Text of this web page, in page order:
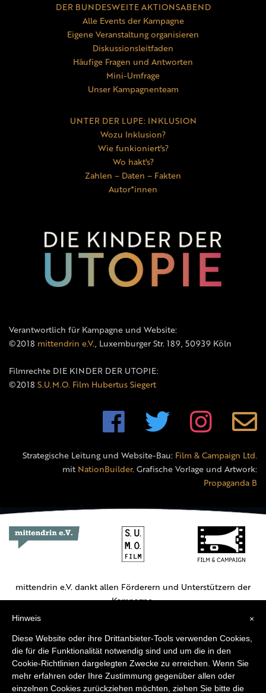
DER BUNDESWEITE AKTIONSABEND
Alle Events der Kampagne
Eigene Veranstaltung organisieren
Diskussionsleitfaden
Häufige Fragen und Antworten
Mini-Umfrage
Unser Kampagnenteam
UNTER DER LUPE: INKLUSION
Wozu Inklusion?
Wie funkioniert's?
Wo hakt's?
Zahlen – Daten – Fakten
Autor*innen
Verantwortlich für Kampagne und Website:
©2018 mittendrin e.V., Luxemburger Str. 189, 50939 Köln
Filmrechte DIE KINDER DER UTOPIE:
©2018 S.U.M.O. Film Hubertus Siegert
Strategische Leitung und Website-Bau: Film & Campaign Ltd.
mit NationBuilder. Grafische Vorlage und Artwork:
Propaganda B
mittendrin e.V. dankt allen Förderern und Unterstützern der
Kampagne.
×
Hinweis
Diese Website oder ihre Drittanbieter-Tools verwenden Cookies,
die für die Funktionalität notwendig sind und um die in den
Cookie-Richtlinien dargelegten Zwecke zu erreichen. Wenn Sie
mehr erfahren oder Ihre Zustimmung gegenüber allen oder
einzelnen Cookies zurückziehen möchten, ziehen Sie bitte die